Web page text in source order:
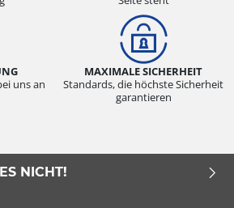
uns an
MAXIMALE SICHERHEIT
Standards, die höchste Sicherheit
garantieren
NICHT!